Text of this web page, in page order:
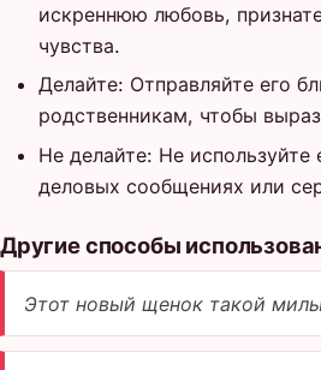
искреннюю любовь,
чувства.
Делайте: Отправляйте его
родственникам, чтобы
Не делайте: Не используйте
деловых сообщениях или
Другие способы
Этот новый щенок такой